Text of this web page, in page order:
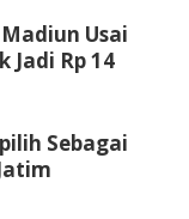
Usai
Jadi Rp 14
Sebagai